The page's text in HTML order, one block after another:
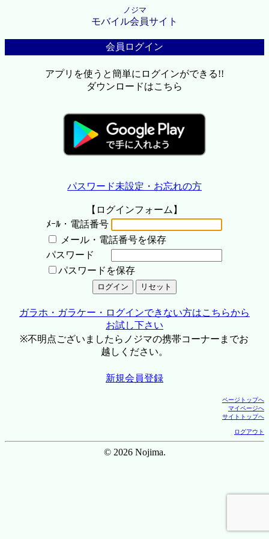
ノジマ
モバイル会員サイト
会員ログイン
アプリを使うと簡単にログインができる!!
ダウンロードはこちら
パスワード未設定・お忘れの方
【ログインフォーム】
ﾒｰﾙ・電話番号
メール・電話番号を保存
パスワード
パスワードを保存
ガラホ・ガラケー・ログインできない方はこちらから
お試し下さい
※不明点ございましたらノジマの携帯コーナーまでお
越しください。
新規会員登録
ページトップへ
マイページへ
サイトトップへ
ログアウト
© 2026 Nojima.